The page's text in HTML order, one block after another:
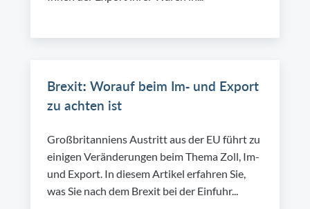
Brexit: Worauf beim Im- und Export
zu achten ist
Großbritanniens Austritt aus der EU führt zu
einigen Veränderungen beim Thema Zoll, Im-
und Export. In diesem Artikel erfahren Sie,
was Sie nach dem Brexit bei der Einfuhr...